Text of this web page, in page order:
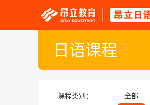
日语课程
课程类别： 全部